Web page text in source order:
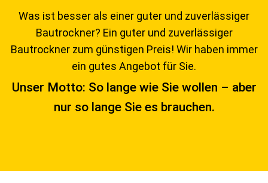
Was ist besser als einer guter und zuverlässiger
Bautrockner? Ein guter und zuverlässiger
Bautrockner zum günstigen Preis! Wir haben immer
ein gutes Angebot für Sie.
Unser Motto: So lange wie Sie wollen – aber
nur so lange Sie es brauchen.